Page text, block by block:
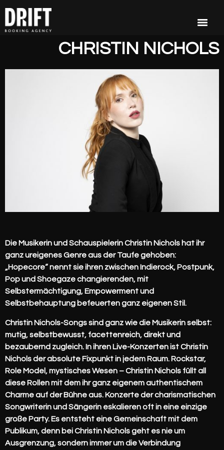
CHRISTIN NICHOLS
Die Musikerin und Schauspielerin Christin Nichols hat ihr
ganz ureigenes Genre aus der Taufe gehoben:
„Hopecore“ nennt sie ihren zwischen Indierock, Postpunk,
Pop und Shoegaze changierenden, mit
Selbstermächtigung, Empowerment und
Selbstbehauptung befeuerten ganz eigenen Stil.
Christin Nichols-Songs sind ganz wie die Musikerin selbst:
mutig, selbstbewusst, facettenreich, direkt und
bezaubernd zugleich. In ihren Live-Konzerten ist Christin
Nichols der absolute Fixpunkt in jedem Raum. Rockstar,
Role Model, mystisches Wesen – Christin Nichols füllt all
diese Rollen mit dem ihr ganz eigenem authentischem
Charme auf der Bühne aus. Konzerte der charismatischen
Songwriterin und Sängerin eskalieren oft in eine einzige
große Party. Es entsteht eine Gemeinschaft mit dem
Publikum, denn bei Christin Nichols geht es nie um
Ausgrenzung, sondern immer um die Verbindung